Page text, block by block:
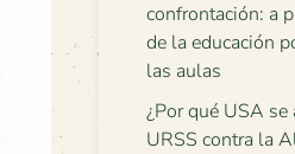
confrontación: a
de la educación
las aulas
¿Por qué USA se
URSS contra la